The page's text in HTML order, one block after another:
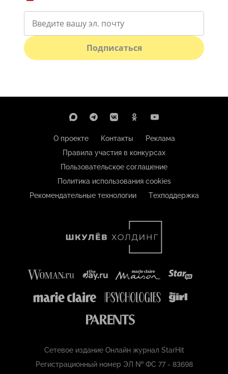
Подписаться
О проекте Контакты
Реклама
Правила участия в конкурсах
Пользовательское соглашение
Политика использования cookies
Рекомендательные технологии
Техподдержка
Сетевое издание Онлайн журнал StarHit
Регистрационный номер ЭЛ № ФС 77 - 83698